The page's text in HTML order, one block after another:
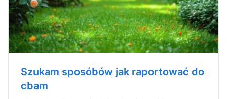
Szukam sposóbów jak raportować do
cbam